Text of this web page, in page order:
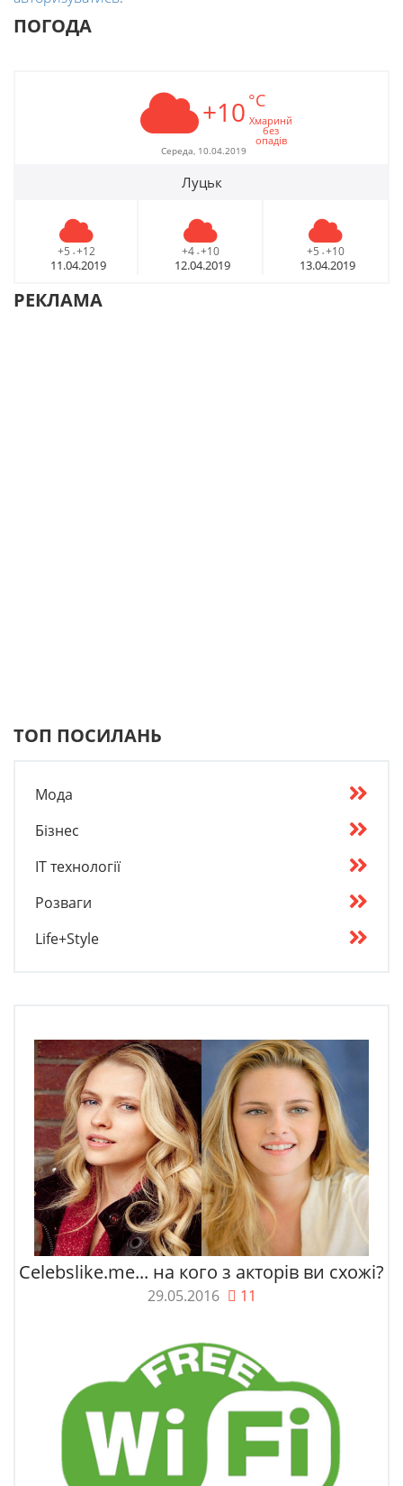
ПОГОДА
+10 °C
Хмаринй
без
опадів
Середа, 10.04.2019
Луцьк
+5 - +12
11.04.2019
+4 - +10
12.04.2019
+5 - +10
13.04.2019
РЕКЛАМА
ТОП ПОСИЛАНЬ
Мода
Бізнес
IT технології
Розваги
Life+Style
Celebslike.me... на кого з акторів ви схожі?
29.05.2016 11